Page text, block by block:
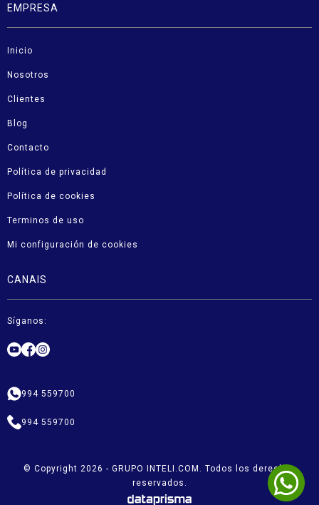
EMPRESA
Inicio
Nosotros
Clientes
Blog
Contacto
Política de privacidad
Política de cookies
Terminos de uso
Mi configuración de cookies
CANAIS
Síganos:
994 559700
994 559700
© Copyright 2026 - GRUPO INTELI.COM. Todos los derechos
reservados.